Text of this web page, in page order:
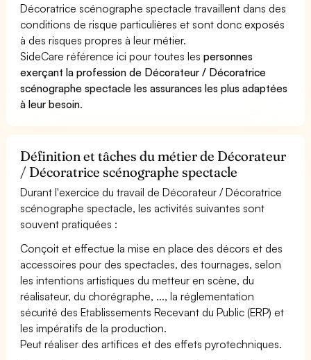
Décoratrice scénographe spectacle travaillent dans des
conditions de risque particulières et sont donc exposés
à des risques propres à leur métier.
SideCare référence ici pour toutes lespersonnes
exerçant la profession de Décorateur / Décoratrice
scénographe spectacle les assurances les plus adaptées
à leur besoin.
Définition et tâches du métier de Décorateur
/ Décoratrice scénographe spectacle
Durant l'exercice du travail de Décorateur / Décoratrice
scénographe spectacle, les activités suivantes sont
souvent pratiquées :
Conçoit et effectue la mise en place des décors et des
accessoires pour des spectacles, des tournages, selon
les intentions artistiques du metteur en scène, du
réalisateur, du chorégraphe, ..., la réglementation
sécurité des Etablissements Recevant du Public (ERP) et
les impératifs de la production.
Peut réaliser des artifices et des effets pyrotechniques.